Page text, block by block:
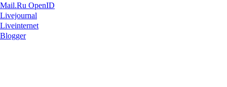
Mail.Ru OpenID
Livejournal
Liveinternet
Blogger